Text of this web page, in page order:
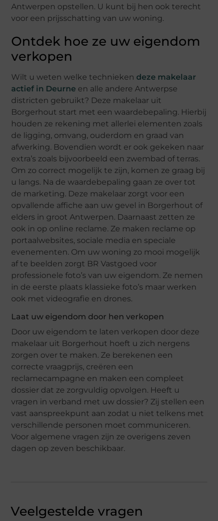
Antwerpen opstellen. U kunt bij hen ook terecht
voor een prijsschatting van uw woning.
Ontdek hoe ze uw eigendom
verkopen
Wilt u weten welke technieken deze makelaar
actief in Deurne en alle andere Antwerpse
districten gebruikt? Deze makelaar uit
Borgerhout start met een waardebepaling. Hierbij
houden ze rekening met allerlei elementen zoals
de ligging, omvang, ouderdom en graad van
afwerking. Bovendien wordt er ook gekeken naar
extra’s zoals bijvoorbeeld een zwembad of terras.
Om zo correct mogelijk te zijn, komen ze graag bij
u langs. Na de waardebepaling gaan ze over tot
de marketing. Deze makelaar zorgt voor een
opvallende affiche aan uw gevel in Borgerhout of
elders in groot Antwerpen. Daarnaast zetten ze
ook in op online reclame. Ze maken reclame op
portaalwebsites, sociale media en speciale
evenementen. Om uw woning zo mooi mogelijk
af te beelden zorgt BR Vastgoed voor
professionele foto’s van uw eigendom. Ze nemen
in de eerste plaats klassieke foto’s maar werken
ook met videografie en drones.
Laat uw eigendom door hen verkopen
Door uw eigendom te laten verkopen door deze
makelaar uit Borgerhout hoeft u zich nergens
zorgen over te maken. Ze berekenen een
correcte vraagprijs, creëren een
reclamecampagne en maken een compleet
dossier dat ze zorgvuldig opvolgen. Heeft u
vragen in verband met uw dossier? Zij stellen een
vast aanspreekpunt aan zodat u niet telkens met
verschillende personen moet communiceren.
Voor algemene vragen zijn ze overigens zeven
dagen op zeven beschikbaar.
Veelgestelde vragen